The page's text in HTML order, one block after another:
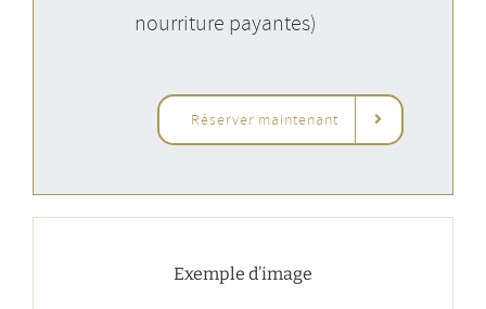
nourriture payantes)
Réserver maintenant
Exemple d’image